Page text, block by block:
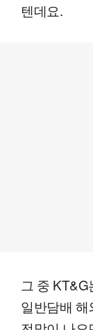
텐데요.
그 중
일반담배